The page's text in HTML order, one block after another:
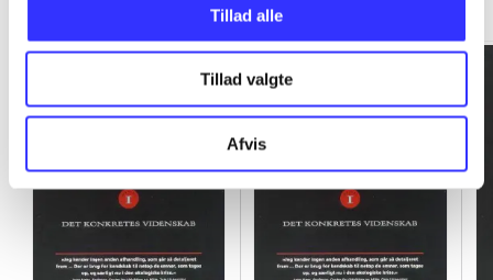
Tillad alle
Tillad valgte
Afvis